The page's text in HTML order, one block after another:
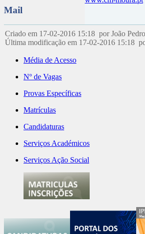
Mail
Criado em 17-02-2016 15:18 por João
Última modificação em 17-02-2016 15:18
Média de Acesso
Nº de Vagas
Provas Específicas
Matrículas
Candidaturas
Serviços Académicos
Serviços Ação Social